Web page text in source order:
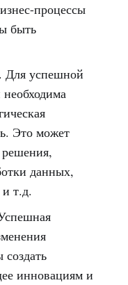
процессы
быть
Для успешной
Это может
решения,
данных,
т.д.
инновациям и